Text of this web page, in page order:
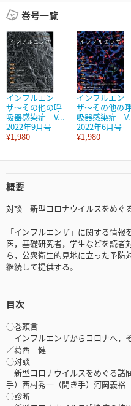
巻号一覧
インフルエン
ザ〜その他の呼
吸器感染症 V...
2022年9月号
¥1,980
インフルエン
ザ〜その他の
吸器感染症
2022年6月号
¥1,980
概要
対談 新型コロナウイルスをめぐ
「インフルエンザ」に関する情
医，基礎研究者，学生などを読者
ら，公衆衛生的見地に立った予防
継続して提供する。
目次
○巻頭言
インフルエンザからコロナへ，
／葛西 健
○対談
新型コロナウイルスをめぐる諸
手）西村秀一（聞き手）河岡義裕
○診断